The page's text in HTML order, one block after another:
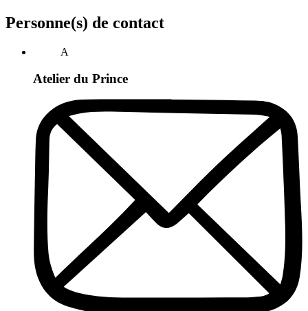
Personne(s) de contact
A
Atelier du Prince